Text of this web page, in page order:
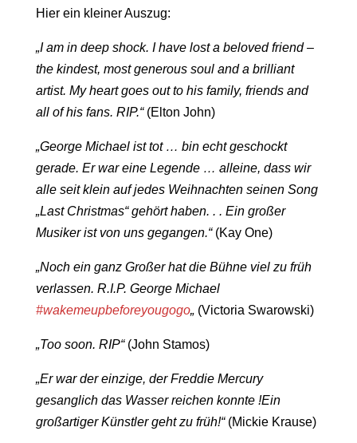
Hier ein kleiner Auszug:
„I am in deep shock. I have lost a beloved friend –
the kindest, most generous soul and a brilliant
artist. My heart goes out to his family, friends and
all of his fans. RIP.“(Elton John)
„George Michael ist tot … bin echt geschockt
gerade. Er war eine Legende … alleine, dass wir
alle seit klein auf jedes Weihnachten seinen Song
„Last Christmas“ gehört haben. . . Ein großer
Musiker ist von uns gegangen.“(Kay One)
„Noch ein ganz Großer hat die Bühne viel zu früh
verlassen. R.I.P. George Michael
#wakemeupbeforeyougogo„(Victoria Swarowski)
„Too soon. RIP“(John Stamos)
„Er war der einzige, der Freddie Mercury
gesanglich das Wasser reichen konnte !Ein
großartiger Künstler geht zu früh!“(Mickie Krause)